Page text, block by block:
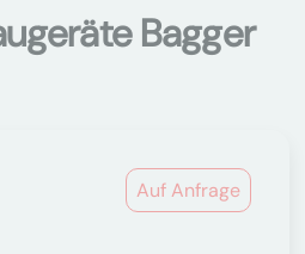
Bagger
Auf Anfrage